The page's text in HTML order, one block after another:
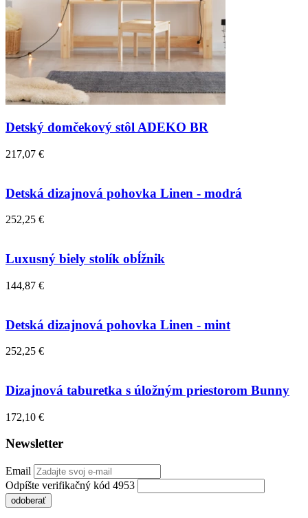
Detský domčekový stôl ADEKO BR
217,07 €
Detská dizajnová pohovka Linen - modrá
252,25 €
Luxusný biely stolík obĺžnik
144,87 €
Detská dizajnová pohovka Linen - mint
252,25 €
Dizajnová taburetka s úložným priestorom Bunny
172,10 €
Newsletter
Email
Odpíšte verifikačný kód 4953
odoberať